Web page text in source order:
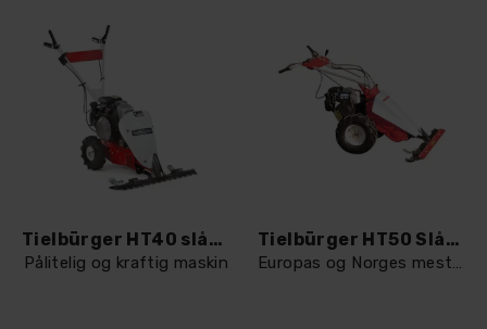
Tielbürger HT40 slåmaskin
Pålitelig og kraftig maskin
Tielbürger HT50 Slåmaskin
Europas og Norges mest solgte slåmaskin!